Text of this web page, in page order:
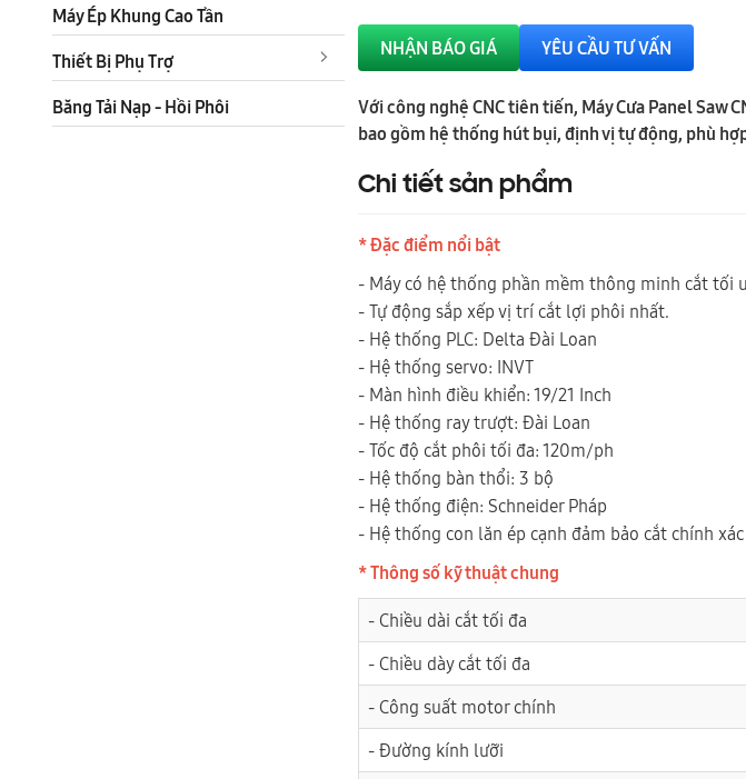
Máy Ép Khung Cao Tần
Thiết Bị Phụ Trợ
Băng Tải Nạp - Hồi Phôi
NHẬN BÁO GIÁ YÊU CẦU TƯ VẤN
Với công nghệ CNC tiên tiến, Máy Cưa Panel
bao gồm hệ thống hút bụi, định vị tự động, phù
Chi tiết sản phẩm
* Đặc điểm nổi bật
- Máy có hệ thống phần mềm thông minh cắt tối
- Tự động sắp xếp vị trí cắt lợi phôi nhất.
- Hệ thống PLC: Delta Đài Loan
- Hệ thống servo: INVT
- Màn hình điều khiển: 19/21 Inch
- Hệ thống ray trượt: Đài Loan
- Tốc độ cắt phôi tối đa: 120m/ph
- Hệ thống bàn thổi: 3 bộ
- Hệ thống điện: Schneider Pháp
- Hệ thống con lăn ép cạnh đảm bảo cắt chính
* Thông số kỹ thuật chung
- Chiều dài cắt tối đa
- Chiều dày cắt tối đa
- Công suất motor chính
- Đường kính lưỡi